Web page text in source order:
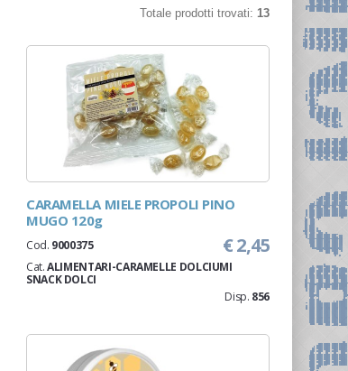
Totale prodotti trovati: 13
CARAMELLA MIELE PROPOLI PINO
MUGO 120g
€ 2,45
Cod. 9000375
Cat.ALIMENTARI-CARAMELLE DOLCIUMI
SNACK DOLCI
Disp. 856